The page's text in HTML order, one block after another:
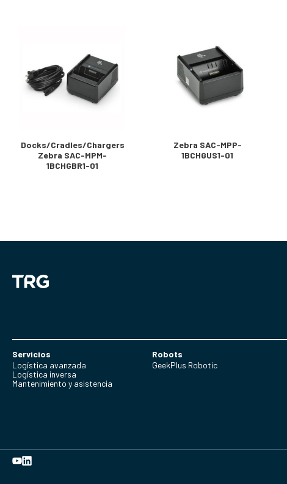
Docks/Cradles/Chargers
Zebra SAC-MPM-
1BCHGBR1-01
Zebra SAC-MPP-
1BCHGUS1-01
Servicios
Logística avanzada
Logística inversa
Mantenimiento y asistencia
Robots
GeekPlus Robotic